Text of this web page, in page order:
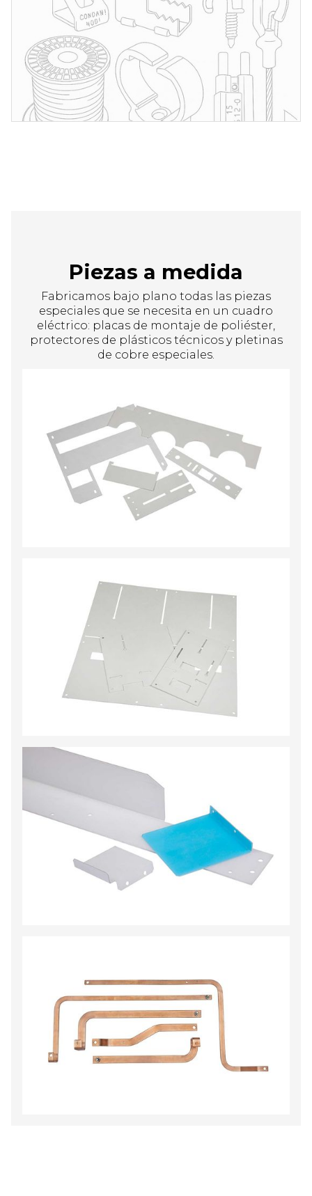
Piezas a medida
Fabricamos bajo plano todas las piezas
especiales que se necesita en un cuadro
eléctrico: placas de montaje de poliéster,
protectores de plásticos técnicos y pletinas
de cobre especiales.